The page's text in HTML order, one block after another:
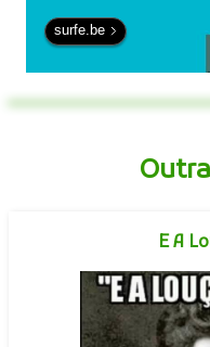
surfe.be
E A